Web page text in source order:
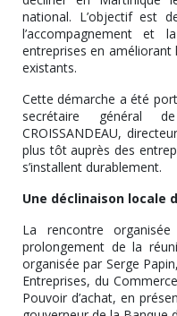
national. L’objectif est
l’accompagnement et
entreprises en
existants.
Cette démarche a été
secrétaire général
CROISSANDEAU,
plus tôt auprès des
s’installent durablement.
Une déclinaison locale
La rencontre
prolongement de la
organisée par Serge
Entreprises, du
Pouvoir d’achat, en